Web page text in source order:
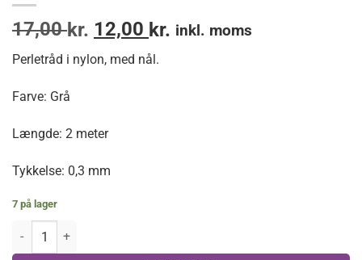
17,00kr. Den
oprindelige
pris
12,00 kr. Den
inkl. moms
Perletråd i nylon, med nål.
Farve: Grå
Længde: 2 meter
Tykkelse: 0,3 mm
7 på lager
UDGÅR- Grå Perletråd med nål, 0,3 mm antal